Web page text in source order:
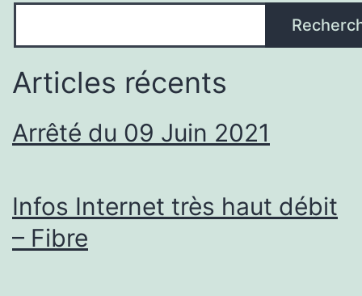
Articles récents
Arrêté du 09 Juin 2021
Infos Internet très haut débit
– Fibre